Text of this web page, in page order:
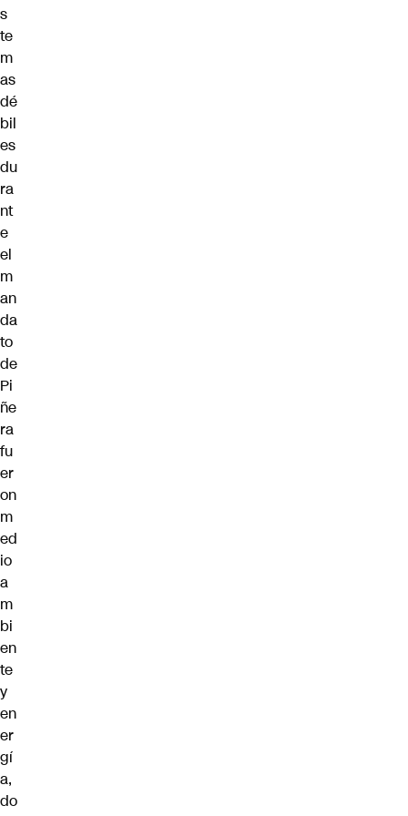
s
te
m
as
dé
bil
es
du
ra
nt
e
el
m
an
da
to
de
Pi
ñe
ra
fu
er
on
m
ed
io
a
m
bi
en
te
y
en
er
gí
a,
do